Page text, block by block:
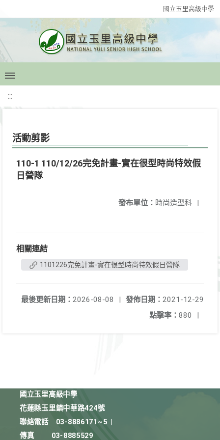
國立玉里高級中學
:::
活動剪影
110-1 110/12/26完免計畫-實在很型時尚特效假
日營隊
發布單位： 時尚造型科 |
相關連結
1101226完免計畫-實在很型時尚特效假日營隊
發佈日期： 2021-12-29
最後更新日期： 2026-08-08
|
點擊率： 880 |
國立玉里高級中學
花蓮縣玉里鎮中華路424號
聯絡電話
03-8886171~5
傳真
03-8885529